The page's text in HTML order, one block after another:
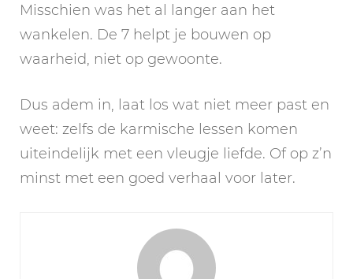
Misschien was het al langer aan het
wankelen. De 7 helpt je bouwen op
waarheid, niet op gewoonte.
Dus adem in, laat los wat niet meer past en
weet: zelfs de karmische lessen komen
uiteindelijk met een vleugje liefde. Of op z’n
minst met een goed verhaal voor later.